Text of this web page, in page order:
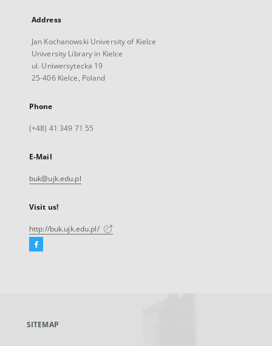
Address
Jan Kochanowski University of Kielce
University Library in Kielce
ul. Uniwersytecka 19
25-406 Kielce, Poland
Phone
(+48) 41 349 71 55
E-Mail
buk@ujk.edu.pl
Visit us!
http://buk.ujk.edu.pl/
Facebook
new
SITEMAP